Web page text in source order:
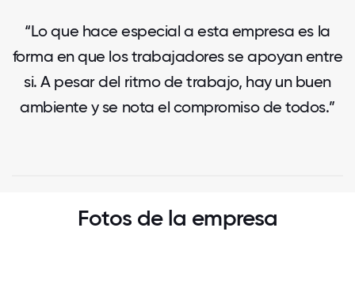
“Lo que hace especial a esta empresa es la
forma en que los trabajadores se apoyan entre
si. A pesar del ritmo de trabajo, hay un buen
ambiente y se nota el compromiso de todos.”
Fotos de la empresa